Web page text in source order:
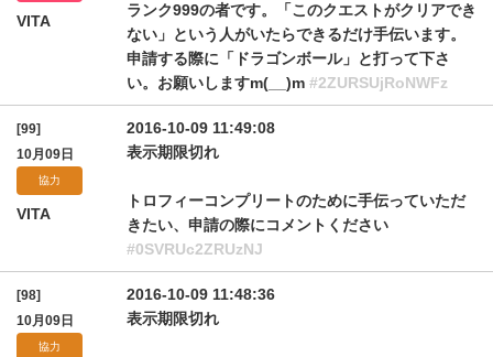
VITA
ランク999の者です。「このクエストがクリアでき
ない」という人がいたらできるだけ手伝います。
申請する際に「ドラゴンボール」と打って下さ
い。お願いしますm(__)m #2ZURSUjRoNWFz
[99]
10月09日
協力
VITA
2016-10-09 11:49:08
表示期限切れ
トロフィーコンプリートのために手伝っていただ
きたい、申請の際にコメントください
#0SVRUc2ZRUzNJ
[98]
10月09日
協力
2016-10-09 11:48:36
表示期限切れ